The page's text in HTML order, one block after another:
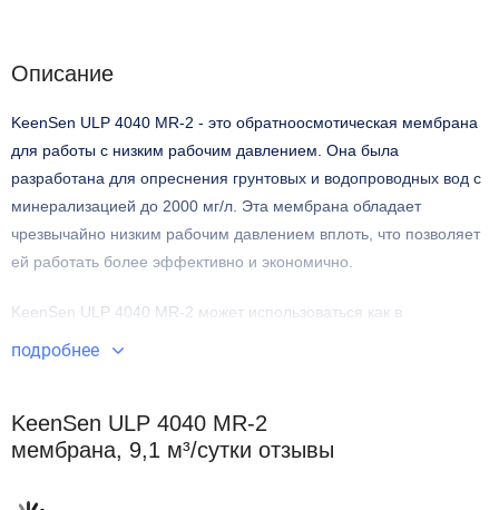
Описание
KeenSen ULP 4040 MR-2 - это обратноосмотическая мембрана
для работы с низким рабочим давлением. Она была
разработана для опреснения грунтовых и водопроводных вод с
минерализацией до 2000 мг/л. Эта мембрана обладает
чрезвычайно низким рабочим давлением вплоть, что позволяет
ей работать более эффективно и экономично.
KeenSen ULP 4040 MR-2 может использоваться как в
муниципальном, так и промышленном хозяйстве, а также для
высокую производительность в 9,1 м³/час.
устойчивой к воздействию различных химических соединений, а
подробнее
KeenSen ULP 4040 MR-2
мембрана, 9,1 м³/сутки отзывы